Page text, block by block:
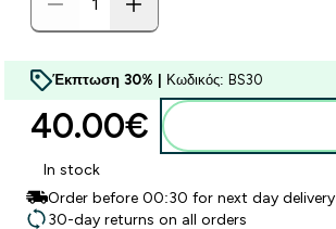
Έκπτωση 30% | Κωδικός: BS30
40.00€‎
In stock
Order before 00:30 for next day delivery
30-day returns on all orders